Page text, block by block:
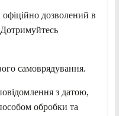
дозволений в
Дотримуйтесь
самоврядування.
з датою,
обробки та